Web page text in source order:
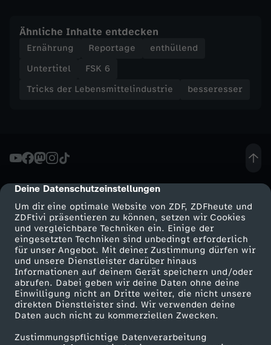
cmp-dialog-description
Deine Datenschutzeinstellungen
Um dir eine optimale Website von ZDF, ZDFheute und
ZDFtivi präsentieren zu können, setzen wir Cookies
und vergleichbare Techniken ein. Einige der
eingesetzten Techniken sind unbedingt erforderlich
für unser Angebot. Mit deiner Zustimmung dürfen wir
und unsere Dienstleister darüber hinaus
Informationen auf deinem Gerät speichern und/oder
abrufen. Dabei geben wir deine Daten ohne deine
Einwilligung nicht an Dritte weiter, die nicht unsere
direkten Dienstleister sind. Wir verwenden deine
Daten auch nicht zu kommerziellen Zwecken.
Zustimmungspflichtige Datenverarbeitung
k
s
n
d
m
,
R
o
s
Ähnliche Inhalte entdecken
Ernährung Reportage
enthüllend
Untertitel
FSK 6
Tricks der Lebensmittelindustrie
besseresser
Mehr ZDF
ZDF-Apps
Smart TV
ZDFtext
Livestreams
Service
ZDFmitreden
Kontakt zum ZDF
Tickets
Zuschauerservice